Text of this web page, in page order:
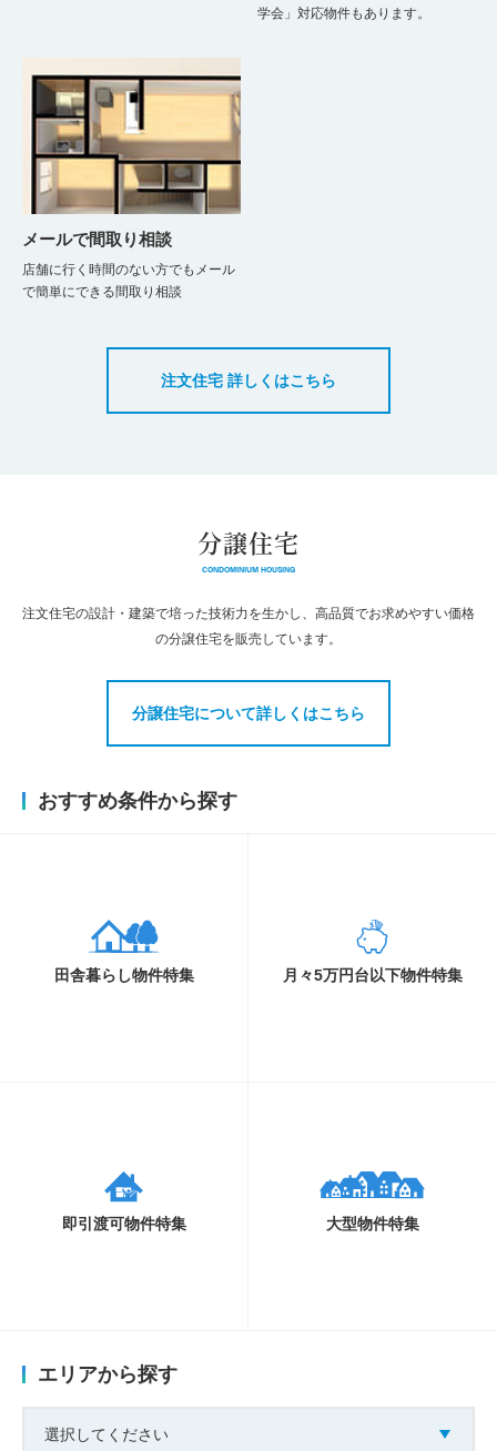
学会」対応物件もあります。
メールで間取り相談
店舗に行く時間のない方でもメール
で簡単にできる間取り相談
注文住宅 詳しくはこちら
分譲住宅
CONDOMINIUM HOUSING
注文住宅の設計・建築で培った技術力を生かし、高品質でお求めやすい価格
の分譲住宅を販売しています。
分譲住宅について詳しくはこちら
おすすめ条件から探す
田舎暮らし物件特集 月々5万円台以下物件特集
即引渡可物件特集 大型物件特集
エリアから探す
選択してください